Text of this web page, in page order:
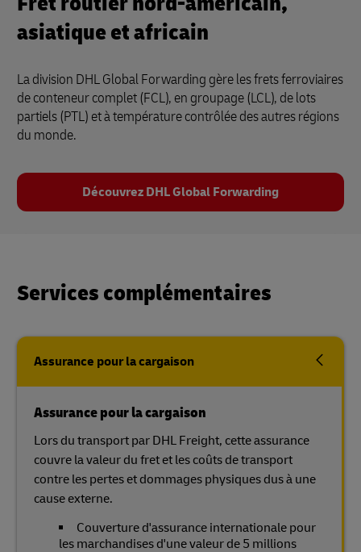
asiatique et africain
La division DHL Global Forwarding gère les frets ferroviaires
de conteneur complet (FCL), en groupage (LCL), de lots
partiels (PTL) et à température contrôlée des autres régions
du monde.
Découvrez DHL Global Forwarding
Services complémentaires
Assurance pour la cargaison
Assurance pour la cargaison
Lors du transport par DHL Freight, cette assurance
couvre la valeur du fret et les coûts de transport
contre les pertes et dommages physiques dus à une
cause externe.
Couverture d'assurance internationale pour
les marchandises d'une valeur de 5 millions